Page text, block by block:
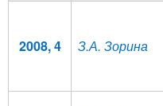
2008, 4 З.А. Зорина